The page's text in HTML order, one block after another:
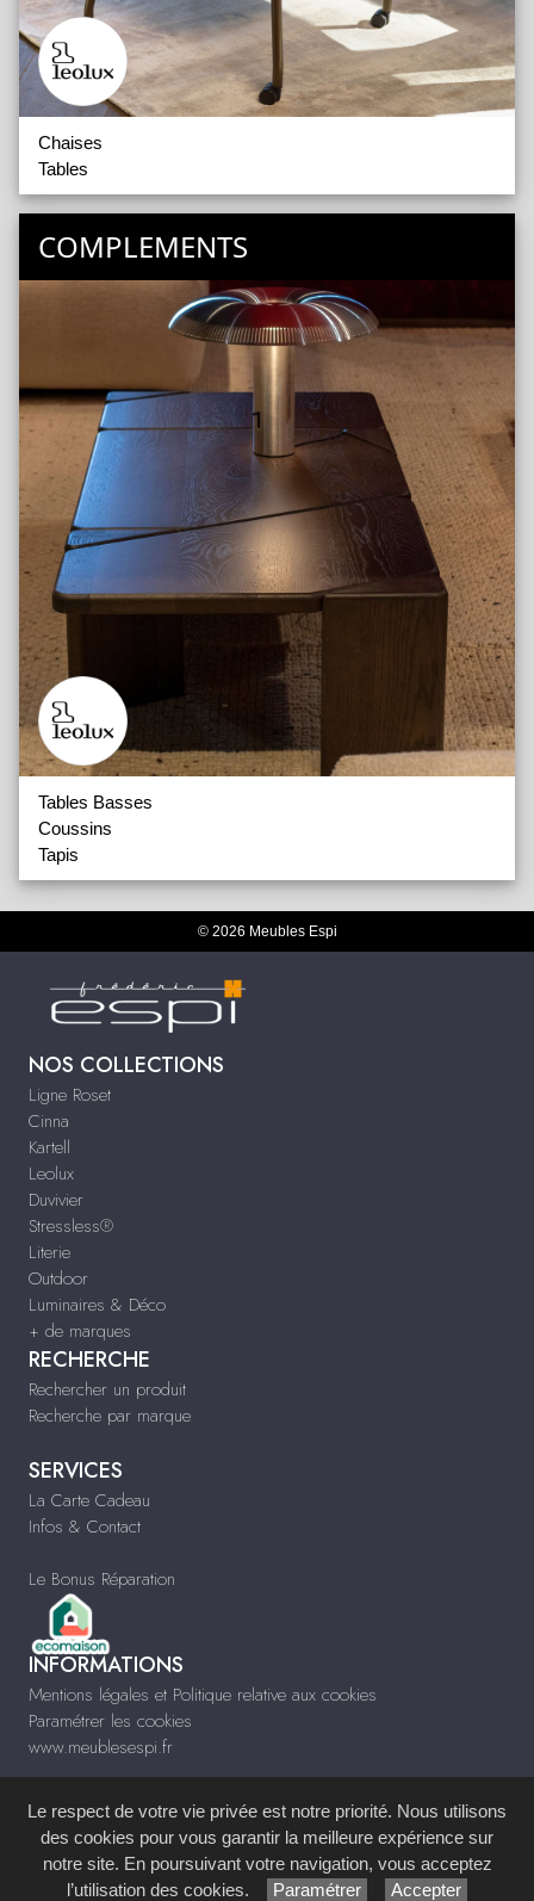
Chaises
Tables
COMPLEMENTS
Tables Basses
Coussins
Tapis
© 2026 Meubles Espi
NOS COLLECTIONS
Ligne Roset
Cinna
Kartell
Leolux
Duvivier
Stressless®
Literie
Outdoor
Luminaires & Déco
+ de marques
RECHERCHE
Rechercher un produit
Recherche par marque
SERVICES
La Carte Cadeau
Infos & Contact
Le Bonus Réparation
INFORMATIONS
Mentions légales et Politique relative aux cookies
Paramétrer les cookies
www.meublesespi.fr
Site réalisé avec leSystème de Gestion de Contenu (SGC)imagenia, créé et
développé en France parmémoire d'images.
Le respect de votre vie privée est notre priorité. Nous utilisons
des cookies pour vous garantir la meilleure expérience sur
notre site. En poursuivant votre navigation, vous acceptez
l’utilisation des cookies.
Paramétrer Accepter